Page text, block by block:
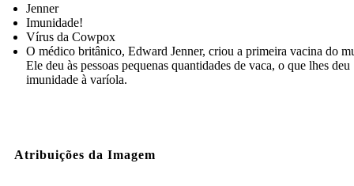
Jenner
Imunidade!
Vírus da Cowpox
O médico britânico, Edward Jenner, criou a primeira vacina do
Ele deu às pessoas pequenas quantidades de vaca, o que lhes deu
imunidade à varíola.
Atribuições da Imagem